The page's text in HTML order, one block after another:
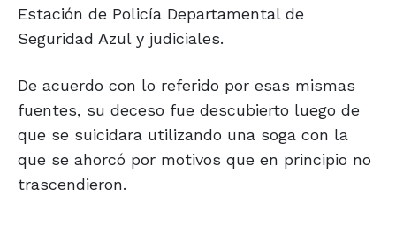
Estación de Policía Departamental de
Seguridad Azul y judiciales.
De acuerdo con lo referido por esas mismas
fuentes, su deceso fue descubierto luego de
que se suicidara utilizando una soga con la
que se ahorcó por motivos que en principio no
trascendieron.